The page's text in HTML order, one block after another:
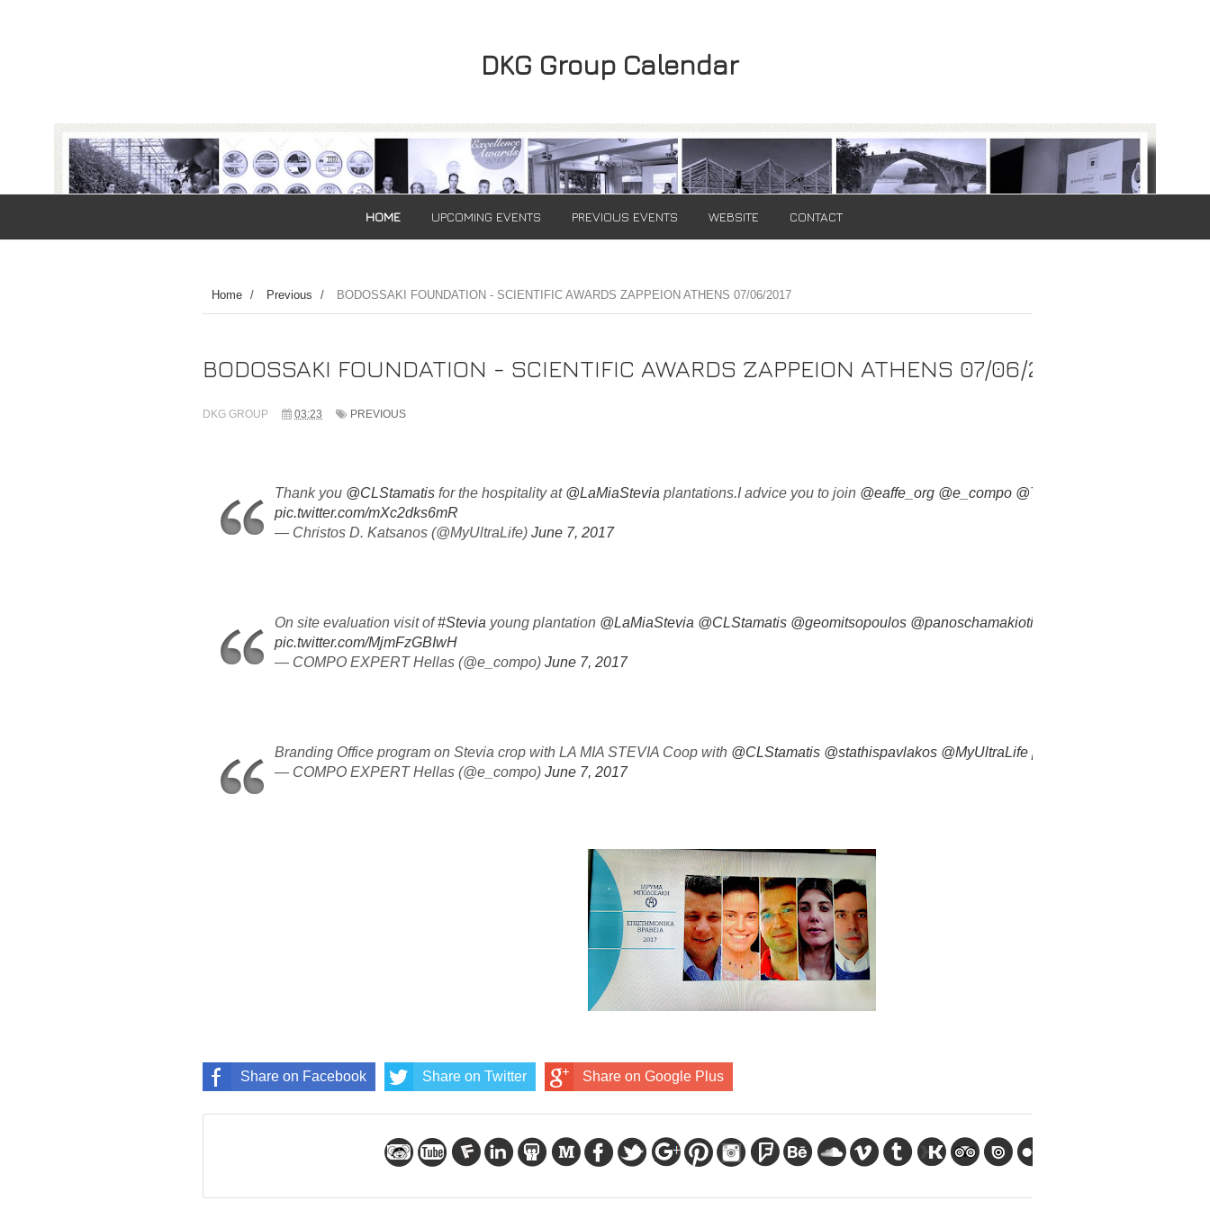
DKG Group Calendar
HOME UPCOMING EVENTS PREVIOUS EVENTS WEBSITE CONTACT
Home / Previous / BODOSSAKI FOUNDATION - SCIENTIFIC AWARDS ZAPPEION ATHENS 07/06/2017
BODOSSAKI FOUNDATION - SCIENTIFIC AWARDS ZAPPEION ATHENS 07/06/2017
DKG GROUP 03:23 PREVIOUS
Thank you @CLStamatis for the hospitality at @LaMiaStevia plantations.I advice you to join @eaffe_org @e_compo @TroposBrands
pic.twitter.com/mXc2dks6mR
— Christos D. Katsanos (@MyUltraLife) June 7, 2017
On site evaluation visit of#Stevia young plantation @LaMiaStevia @CLStamatis @geomitsopoulos @panoschamakioti
pic.twitter.com/MjmFzGBIwH
— COMPO EXPERT Hellas (@e_compo) June 7, 2017
Branding Office program on Stevia crop with LA MIA STEVIA Coop with @CLStamatis @stathispavlakos @MyUltraLife pic.twitter.com/sXtMt1XmjE
— COMPO EXPERT Hellas (@e_compo) June 7, 2017
Share on Facebook Share on Twitter Share on Google Plus